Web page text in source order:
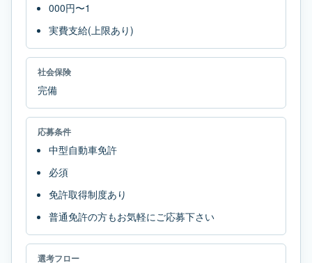
000円〜1
実費支給(上限あり)
社会保険
完備
応募条件
中型自動車免許
必須
免許取得制度あり
普通免許の方もお気軽にご応募下さい
選考フロー